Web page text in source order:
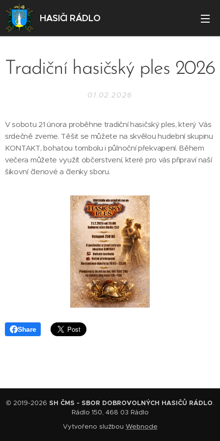
HASIČI RÁDLO
Tradiční hasičský ples 2026
01.02.2026
V sobotu 21 února proběhne tradiční hasičský ples, který Vás
srdečně zveme. Těšit se můžete na skvělou hudební skupinu
KONTAKT, bohatou tombolu i půlnoční překvapení. Během
večera můžete využít občerstvení, které pro vás připraví naší
šikovní členové a členky sboru.
Share
© 2019-2026 SH ČMS - SBOR DOBROVOLNÝCH HASIČŮ RÁDLO.
Rádlo 150, 468 03 Rádlo
Vytvořeno službou Webnode